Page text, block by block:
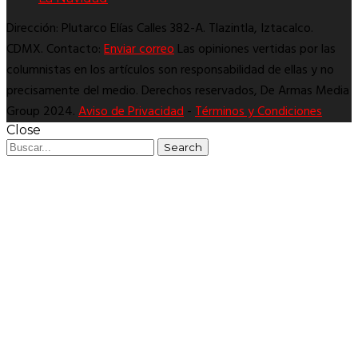
Dirección: Plutarco Elías Calles 382-A. Tlazintla, Iztacalco.
CDMX. Contacto:Enviar correoLas opiniones vertidas por las
columnistas en los artículos son responsabilidad de ellas y no
precisamente del medio. Derechos reservados, De Armas Media
Group 2024.Aviso de Privacidad-Términos y Condiciones
Close